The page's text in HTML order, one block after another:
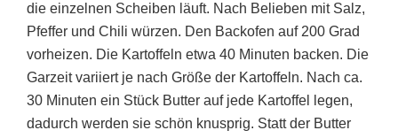
die einzelnen Scheiben läuft. Nach Belieben mit Salz,
Pfeffer und Chili würzen. Den Backofen auf 200 Grad
vorheizen. Die Kartoffeln etwa 40 Minuten backen. Die
Garzeit variiert je nach Größe der Kartoffeln. Nach ca.
30 Minuten ein Stück Butter auf jede Kartoffel legen,
dadurch werden sie schön knusprig. Statt der Butter